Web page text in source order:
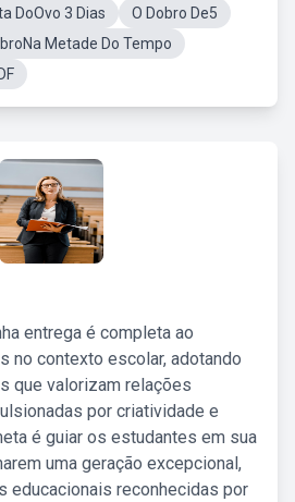
DoOvo 3 Dias
O Dobro De5
Metade Do Tempo
entrega é completa ao
no contexto escolar, adotando
que valorizam relações
por criatividade e
é guiar os estudantes em sua
uma geração excepcional,
educacionais reconhecidas por